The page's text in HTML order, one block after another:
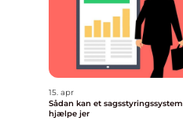
15. apr
Sådan kan et sagsstyringssystem
hjælpe jer